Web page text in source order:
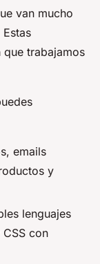
van mucho
que trabajamos
emails
y
lenguajes
con